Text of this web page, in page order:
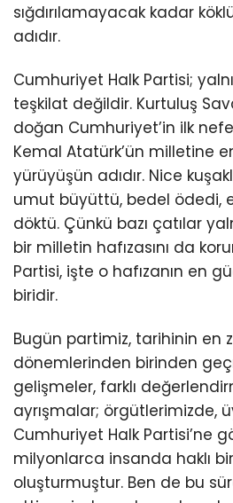
sığdırılamayacak kadar
adıdır.
Cumhuriyet Halk Partisi;
teşkilat değildir. Kurtuluş
doğan Cumhuriyet’in ilk
Kemal Atatürk’ün milletine
yürüyüşün adıdır. Nice
umut büyüttü, bedel ödedi,
döktü. Çünkü bazı çatılar
bir milletin hafızasını da
Partisi, işte o hafızanın en
biridir.
Bugün partimiz, tarihinin en
dönemlerinden birinden
gelişmeler, farklı
ayrışmalar; örgütlerimizde,
Cumhuriyet Halk Partisi’ne
milyonlarca insanda haklı
oluşturmuştur. Ben de bu